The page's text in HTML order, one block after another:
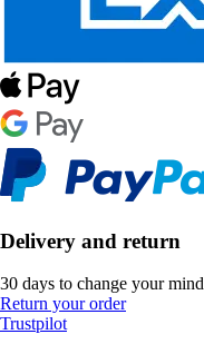
Delivery and return
30 days to change your mind
Return your order
Trustpilot